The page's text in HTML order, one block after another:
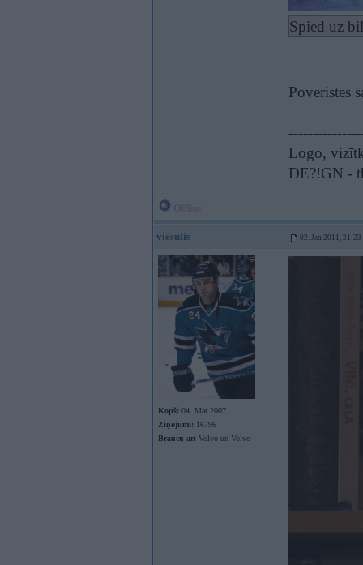
Spied uz
Poveristes
Logo,
DE?!GN -
viesulis 02. Jan 2011, 21:23
Kopš: 04. Mar 2007
Ziņojumi: 16796
Braucu ar: Volvo un Volvo